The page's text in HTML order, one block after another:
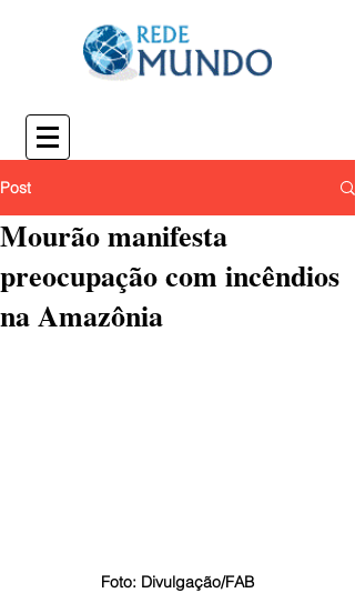
Post
Mourão manifesta
preocupação com incêndios
na Amazônia
Foto: Divulgação/FAB